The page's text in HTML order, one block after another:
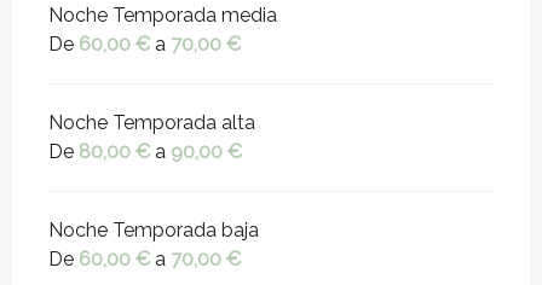
Tarifas 2026
Noche Temporada media
De 60,00 € a 70,00 €
Noche Temporada alta
De 80,00 € a 90,00 €
Noche Temporada baja
De 60,00 € a 70,00 €